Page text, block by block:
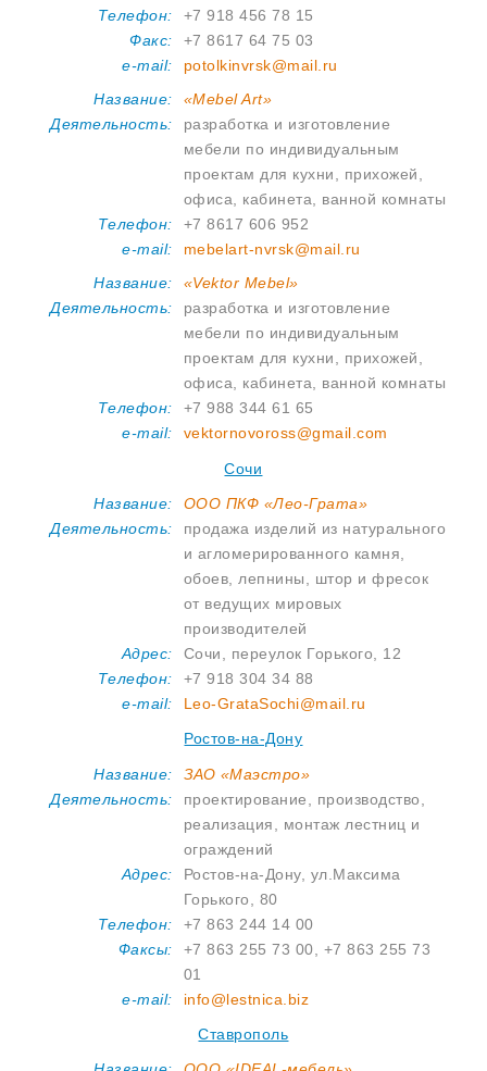
Телефон:
+7 918 456 78 15
Факс:
+7 8617 64 75 03
e-mail:
potolkinvrsk@mail.ru
Название:
«Mebel Art»
Деятельность:
разработка и изготовление
мебели по индивидуальным
проектам для кухни, прихожей,
офиса, кабинета, ванной комнаты
Телефон:
+7 8617 606 952
e-mail:
mebelart-nvrsk@mail.ru
Название:
«Vektor Mebel»
Деятельность:
разработка и изготовление
мебели по индивидуальным
проектам для кухни, прихожей,
офиса, кабинета, ванной комнаты
Телефон:
+7 988 344 61 65
e-mail:
vektornovoross@gmail.com
Сочи
Название:
ООО ПКФ «Лео-Грата»
Деятельность:
продажа изделий из натурального
и агломерированного камня,
обоев, лепнины, штор и фресок
от ведущих мировых
производителей
Адрес:
Сочи, переулок Горького, 12
Телефон:
+7 918 304 34 88
e-mail:
Leo-GrataSochi@mail.ru
Ростов-на-Дону
Название:
ЗАО «Маэстро»
Деятельность:
проектирование, производство,
реализация, монтаж лестниц и
ограждений
Адрес:
Ростов-на-Дону, ул.Максима
Горького, 80
Телефон:
+7 863 244 14 00
Факсы:
+7 863 255 73 00, +7 863 255 73
01
e-mail:
info@lestnica.biz
Ставрополь